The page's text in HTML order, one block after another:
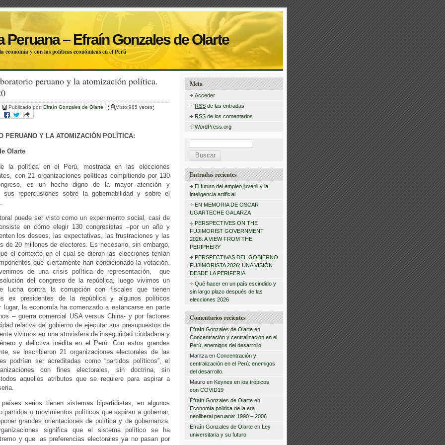
Peruana – Efraín Gonzales de Olarte
economía y con las políticas económicas en el Perú
peruano y la atomización política.
Publicado por: Efraín Gonzales de Olarte Visto:985 veces
PERUANO Y LA ATOMIZACIÓN POLÍTICA:
Olarte
la política en el Perú, mostrada en las elecciones
con 21 organizaciones políticas compitiendo por 130
es un hecho digno de la mayor atención y
sus repercusiones sobre la gobernabilidad y sobre el
puede ser visto como un experimento social, casi de
en cómo elegir 130 congresistas –por un año y
los deseos, las expectativas, las frustraciones y las
de 20 millones de electores. Es necesario, sin embargo,
el contexto en el cual se dieron las elecciones tenían
que ciertamente han condicionado la votación.
de una crisis política de representación, que
del congreso de la república, luego vivimos un
lucha contra la corrupción con fiscales que tienen
ex presidentes de la república y algunos políticos
lugar, la economía ha comenzado a estancarse en parte
– guerra comercial USA versus China- y por factores
relativa del gobierno de ejecutar sus presupuestos de
vivimos en una atmósfera de inseguridad ciudadana y
y delictiva inédita en el Perú. Con estos grandes
se inscribieron 21 organizaciones electorales de las
podrían ser acreditadas como “partidos políticos”, el
con fines electorales, sin doctrina, sin
aquellos atributos que se requiere para aspirar a
países serios tienen sistemas bipartidistas, en algunos
partidos o movimientos políticos que aspiran a gobernar,
grandes orientaciones de política y de gobernanza.
significa que el sistema político se ha
y que las preferencias electorales ya no pasan por
Meta
Acceder
RSS de las entradas
RSS de los comentarios
WordPress.org
B
u
s
c
r
:
Entradas recientes
El futuro del empleo juvenil y la
inteligencia artificial
EN MEMORIA DE OSCAR
UGARTECHE GALARZA
PERSPECTIVES ON THE
FUJIMORIST GOVERNMENT
2026: A VIEW FROM THE
PERIPHERY
PERSPECTIVAS DEL GOBIERNO
FUJIMORISTA 2026: UNA VISIÓN
DESDE LA PERIFERIA
Qué hacer en un país escindido y
sin largo plazo después de las
elecciones 2026
Comentarios recientes
Efraín Gonzales de Olarte en
Concentración y centralización en el
Perú: enemigos del desarrollo.
Maritza en Concentración y
centralización en el Perú: enemigos
del desarrollo.
Mauro en Keynes en los trópicos
con COVID19
Efraín Gonzales de Olarte en
Economía política de la era
neoliberal peruana: 1990 – 2006
Efraín Gonzales de Olarte en Ley
universitaria y su futuro